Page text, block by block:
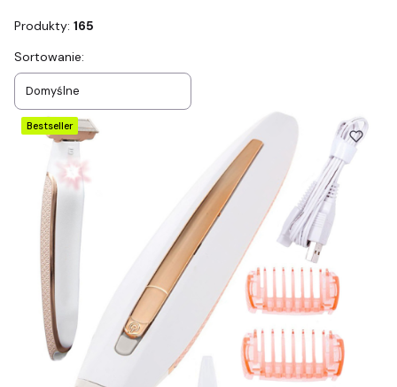
Produkty: 165
Lista produktów
Sortowanie:
Domyślne
Bestseller